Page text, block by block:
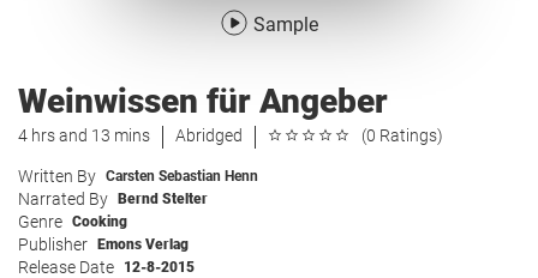
Sample
Weinwissen für Angeber
4 hrs and 13 mins Abridged (0 Ratings)
Written By Carsten Sebastian Henn
Narrated By Bernd Stelter
Genre Cooking
Publisher Emons Verlag
Release Date 12-8-2015